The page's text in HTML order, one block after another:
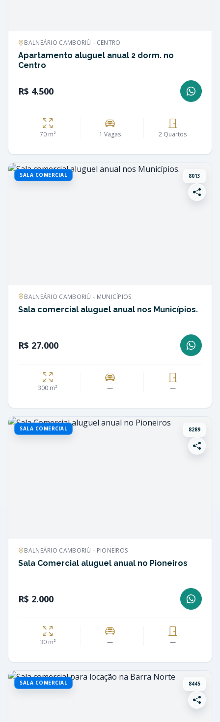
BALNEÁRIO CAMBORIÚ - CENTRO
Apartamento aluguel anual 2 dorm. no
Centro
R$ 4.500
70 m² 1 Vagas 2 Quartos
SALA COMERCIAL 8013
BALNEÁRIO CAMBORIÚ - MUNICÍPIOS
Sala comercial aluguel anual nos Municípios.
R$ 27.000
300 m² — —
SALA COMERCIAL 8289
BALNEÁRIO CAMBORIÚ - PIONEIROS
Sala Comercial aluguel anual no Pioneiros
R$ 2.000
30 m² — —
SALA COMERCIAL 8445